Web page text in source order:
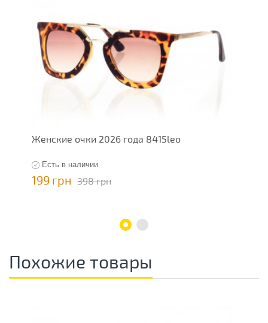
Женские очки 2026 года 8415leo
Есть в наличии
199 грн 398 грн
Похожие товары